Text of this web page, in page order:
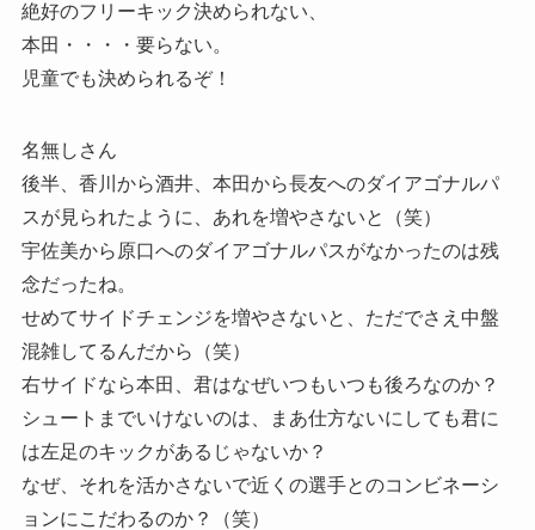
絶好のフリーキック決められない、
本田・・・・要らない。
児童でも決められるぞ！
名無しさん
後半、香川から酒井、本田から長友へのダイアゴナルパ
スが見られたように、あれを増やさないと（笑）
宇佐美から原口へのダイアゴナルパスがなかったのは残
念だったね。
せめてサイドチェンジを増やさないと、ただでさえ中盤
混雑してるんだから（笑）
右サイドなら本田、君はなぜいつもいつも後ろなのか？
シュートまでいけないのは、まあ仕方ないにしても君に
は左足のキックがあるじゃないか？
なぜ、それを活かさないで近くの選手とのコンビネーシ
ョンにこだわるのか？（笑）